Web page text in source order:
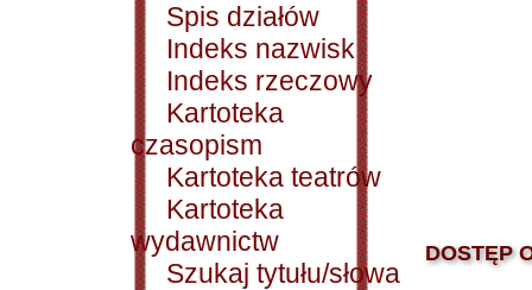
Spis działów
Indeks nazwisk
Indeks rzeczowy
Kartoteka
czasopism
Kartoteka teatrów
Kartoteka
wydawnictw
Szukaj tytułu/słowa
DOSTĘP